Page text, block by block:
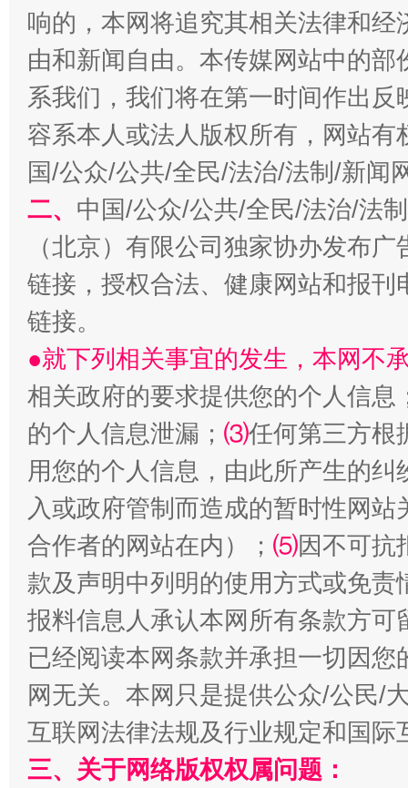
魏明亮
“刷贴”乱象丛生
生
解纷+调解+退费，一次搞定
响的，本网将追究其相关法律和
由和新闻自由。本传媒网站中的
系我们，我们将在第一时间作出
容系本人或法人版权所有，网站
国/公众/公共/全民/法治/法制/新闻
二、 中国/公众/公共/全民/法治/法
（北京）有限公司独家协办发布
链接，授权合法、健康网站和报
链接。
●就下列相关事宜的发生，本网不
相关政府的要求提供您的个人信息
的个人信息泄漏； ⑶任何第三方根
用您的个人信息，由此所产生的纠
入或政府管制而造成的暂时性网
合作者的网站在内）； ⑸因不可抗
款及声明中列明的使用方式或免责
报料信息人承认本网所有条款方
已经阅读本网条款并承担一切因
网无关。本网只是提供公众/公民/
互联网法律法规及行业规定和国
三、关于网络版权权属问题：